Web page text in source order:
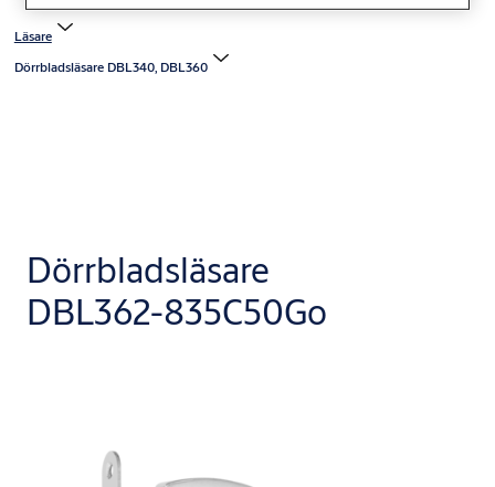
Läsare
Dörrbladsläsare DBL340, DBL360
Dörrbladsläsare
DBL362-835C50Go